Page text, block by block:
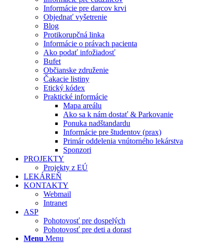
Informácie pre darcov krvi
Objednať vyšetrenie
Blog
Protikorupčná linka
Informácie o právach pacienta
Ako podať infožiadosť
Bufet
Občianske združenie
Čakacie listiny
Etický kódex
Praktické informácie
Mapa areálu
Ako sa k nám dostať & Parkovanie
Ponuka nadštandardu
Informácie pre študentov (prax)
Primár oddelenia vnútorného lekárstva
Sponzori
PROJEKTY
Projekty z EÚ
LEKÁREŇ
KONTAKTY
Webmail
Intranet
ASP
Pohotovosť pre dospelých
Pohotovosť pre deti a dorast
Menu Menu